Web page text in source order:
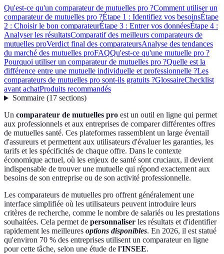
Qu'est-ce qu'un comparateur de mutuelles pro ?Comment utiliser un
comparateur de mutuelles pro ?Étape 1 : Identifiez vos besoinsÉtape
2 : Choisir le bon comparateurÉtape 3 : Entrer vos donnéesÉtape 4 :
Analyser les résultatsComparatif des meilleurs comparateurs de
mutuelles proVerdict final des comparateursAnalyse des tendances
du marché des mutuelles proFAQQu'est-ce qu'une mutuelle pro ?
Pourquoi utiliser un comparateur de mutuelles pro ?Quelle est la
différence entre une mutuelle individuelle et professionnelle ?Les
comparateurs de mutuelles pro sont-ils gratuits ?GlossaireChecklist
avant achatProduits recommandés
Sommaire(17 sections)
Un comparateur de mutuelles pro est un outil en ligne qui permet
aux professionnels et aux entreprises de comparer différentes offres
de mutuelles santé. Ces plateformes rassemblent un large éventail
d'assureurs et permettent aux utilisateurs d'évaluer les garanties, les
tarifs et les spécificités de chaque offre. Dans le contexte
économique actuel, où les enjeux de santé sont cruciaux, il devient
indispensable de trouver une mutuelle qui répond exactement aux
besoins de son entreprise ou de son activité professionnelle.
Les comparateurs de mutuelles pro offrent généralement une
interface simplifiée où les utilisateurs peuvent introduire leurs
critères de recherche, comme le nombre de salariés ou les prestations
souhaitées. Cela permet de personnaliser les résultats et d'identifier
rapidement les meilleures options disponibles. En 2026, il est statué
qu'environ 70 % des entreprises utilisent un comparateur en ligne
pour cette tâche, selon une étude de l'INSEE.